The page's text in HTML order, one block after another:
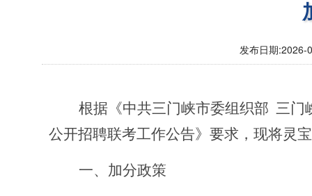
发布日期:2026-
根据《中共三门峡市委组织部 三门
公开招聘联考工作公告》要求，现将灵
一、加分政策